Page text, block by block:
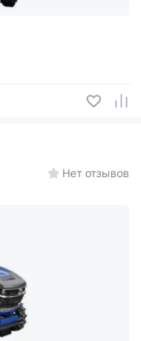
Нет отзывов